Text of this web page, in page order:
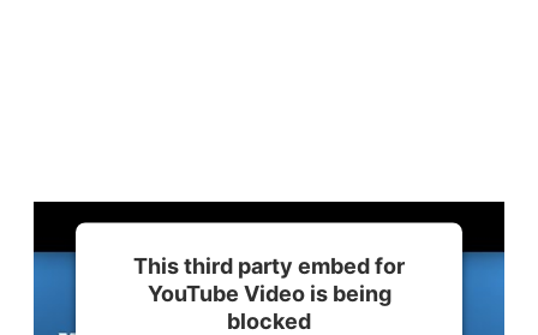
This third party embed for
YouTube Video is being
blocked